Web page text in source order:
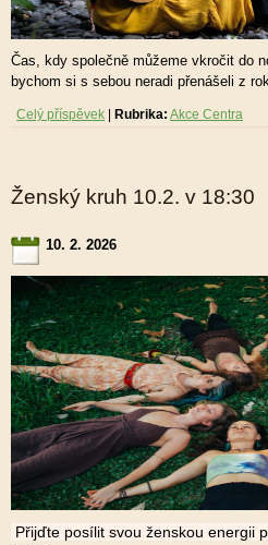
Čas, kdy společně můžeme vkročit do
bychom si s sebou neradi přenášeli z
Celý příspěvek Rubrika: Akce Centra
Ženský kruh 10.2. v 18:30
10. 2. 2026
Přijďte posílit svou ženskou energii